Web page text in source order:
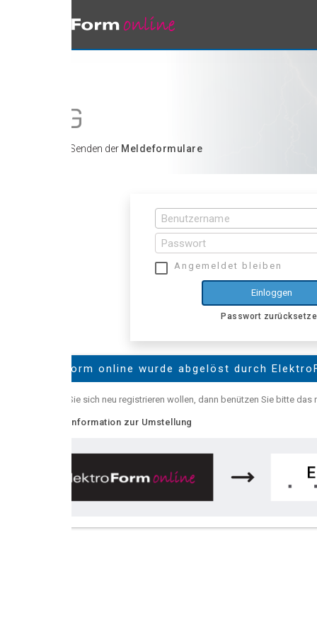
Meldeformulare
Angemeldet bleiben
Passwort zurücksetzen
online wurde abgelöst durch ElektroForm
sich neu registrieren wollen, dann benützen Sie bitte das neue
zur Umstellung